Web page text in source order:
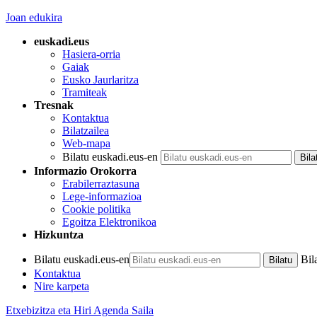
Joan edukira
euskadi.eus
Hasiera-orria
Gaiak
Eusko Jaurlaritza
Tramiteak
Tresnak
Kontaktua
Bilatzailea
Web-mapa
Bilatu euskadi.eus-en
Informazio Orokorra
Erabilerraztasuna
Lege-informazioa
Cookie politika
Egoitza Elektronikoa
Hizkuntza
Bilatu euskadi.eus-en
Kontaktua
Nire karpeta
Etxebizitza eta Hiri Agenda Saila